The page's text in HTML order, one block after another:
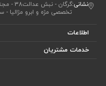
نشانی:
گرگان
تخصصی مژه و ابرو مژالیا - ساعات
اطلاعات
خدمات مشتریان